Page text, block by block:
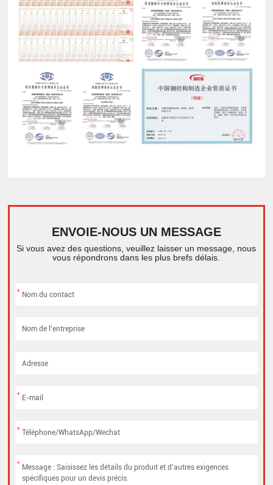
ENVOIE-NOUS UN MESSAGE
Si vous avez des questions, veuillez laisser un message, nous
vous répondrons dans les plus brefs délais.
*
*
*
*